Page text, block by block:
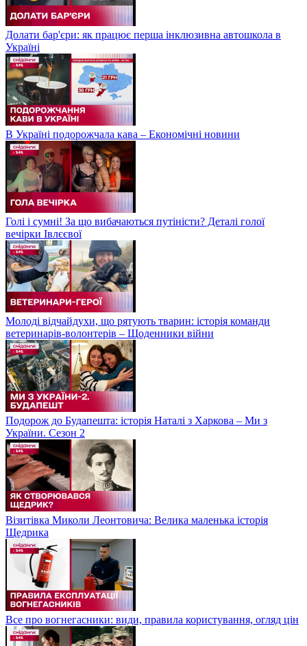
Долати бар'єри: як працює перша інклюзивна автошкола в
Україні
В Україні подорожчала кава – Економічні новини
Голі і сумні! За що вибачаються путіністи? Деталі голої
вечірки Івлєєвої
Молоді відчайдухи, що рятують тварин: історія команди
ветеринарів-волонтерів – Щоденники війни
Подорож до Будапешта: історія Наталі з Харкова – Ми з
України. Сезон 2
Візитівка Миколи Леонтовича: Велика маленька історія
Щедрика
Все про вогнегасники: види, правила користування, огляд цін